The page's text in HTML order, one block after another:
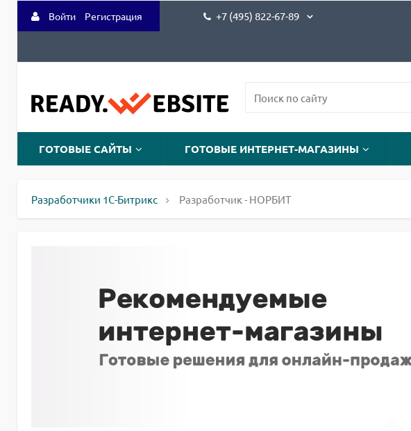
Войти Регистрация +7 (495) 822-67-89
ГОТОВЫЕ САЙТЫ ГОТОВЫЕ ИНТЕРНЕТ-МАГАЗИНЫ
Разработчики 1С-Битрикс Разработчик - НОРБИТ